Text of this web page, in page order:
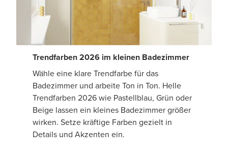
Trendfarben 2026 im kleinen Badezimmer
Wähle eine klare Trendfarbe für das
Badezimmer und arbeite Ton in Ton. Helle
Trendfarben 2026 wie Pastellblau, Grün oder
Beige lassen ein kleines Badezimmer größer
wirken. Setze kräftige Farben gezielt in
Details und Akzenten ein.